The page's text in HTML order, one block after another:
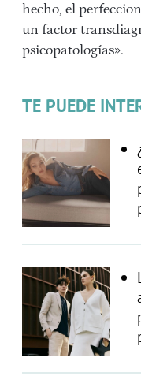
hecho, el
un factor
psicopatologías».
TE PUEDE